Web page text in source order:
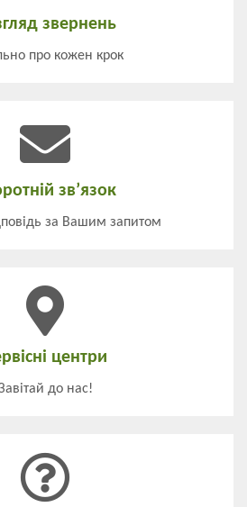
звернень
про кожен крок
зв’язок
за Вашим запитом
центри
до нас!